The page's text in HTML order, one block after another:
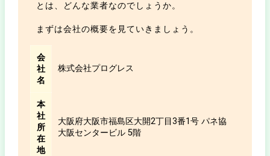
とは、どんな業者なのでしょうか。
まずは会社の概要を見ていきましょう。
会
社
名
株式会社プログレス
本
社
所
在
地
大阪府大阪市福島区大開2丁目3番1号 パネ協
大阪センタービル 5階